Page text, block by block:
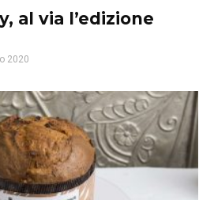
al via l’edizione
2020